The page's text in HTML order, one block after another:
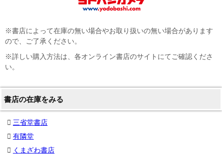
※書店によって在庫の無い場合やお取り扱いの無い場合があります
ので、ご了承ください。
※詳しい購入方法は、各オンライン書店のサイトにてご確認くださ
い。
書店の在庫をみる
三省堂書店
有隣堂
くまざわ書店